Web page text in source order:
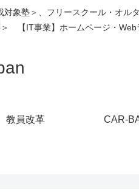
象塾＞、フリースクール・オル
【IT事業】ホームページ・
教員改革 CAR-